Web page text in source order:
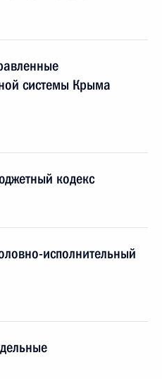
системы Крыма
кодекс
исполнительный